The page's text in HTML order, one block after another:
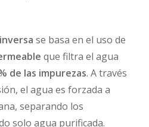
se basa en el uso de
que filtra el agua
de las impurezas. A través
el agua es forzada a
separando los
solo agua purificada.